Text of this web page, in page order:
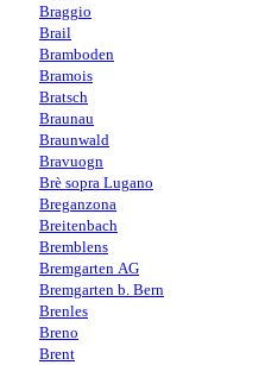
Braggio
Brail
Bramboden
Bramois
Bratsch
Braunau
Braunwald
Bravuogn
Brè sopra Lugano
Breganzona
Breitenbach
Bremblens
Bremgarten AG
Bremgarten b. Bern
Brenles
Breno
Brent